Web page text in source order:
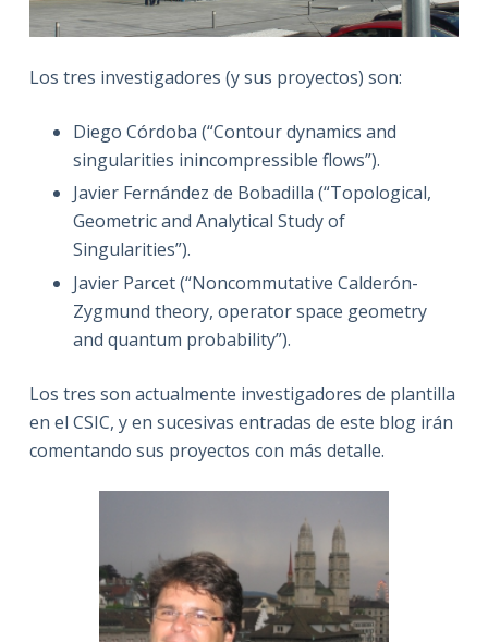
Los tres investigadores (y sus proyectos) son:
Diego Córdoba (“Contour dynamics and
singularities inincompressible flows”).
Javier Fernández de Bobadilla (“Topological,
Geometric and Analytical Study of
Singularities”).
Javier Parcet (“Noncommutative Calderón-
Zygmund theory, operator space geometry
and quantum probability”).
Los tres son actualmente investigadores de plantilla
en el CSIC, y en sucesivas entradas de este blog irán
comentando sus proyectos con más detalle.